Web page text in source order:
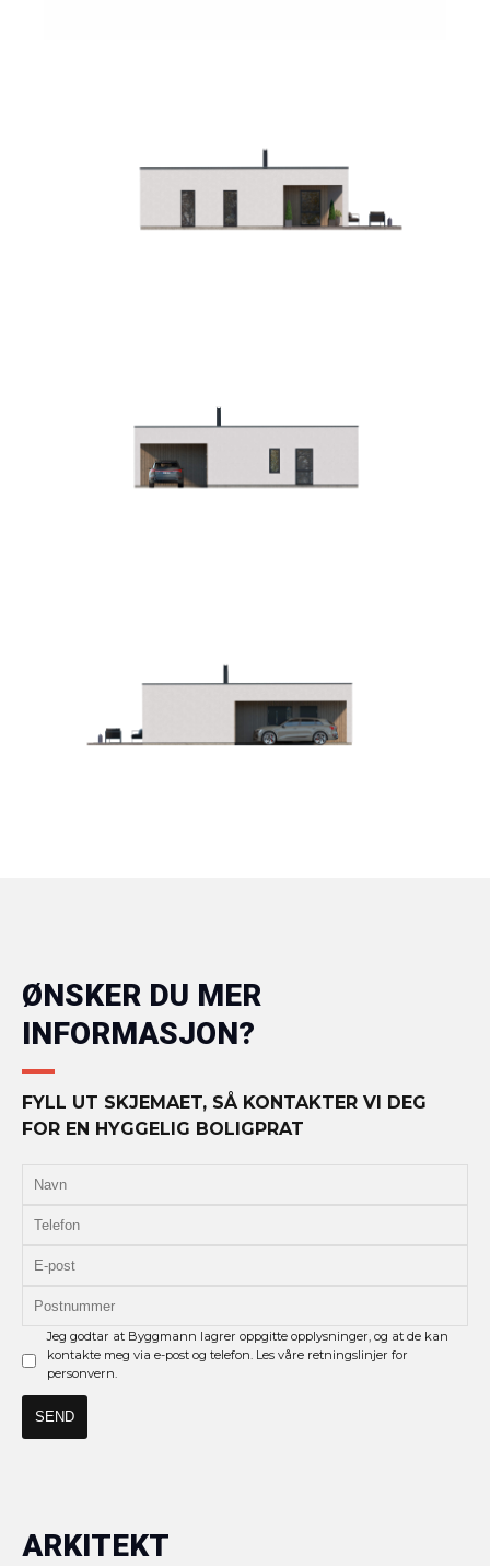
ØNSKER DU MER
INFORMASJON?
FYLL UT SKJEMAET, SÅ KONTAKTER VI DEG
FOR EN HYGGELIG BOLIGPRAT
Jeg godtar at Byggmann lagrer oppgitte opplysninger, og at de kan
kontakte meg via e-post og telefon. Les våre retningslinjer for
personvern.
ARKITEKT